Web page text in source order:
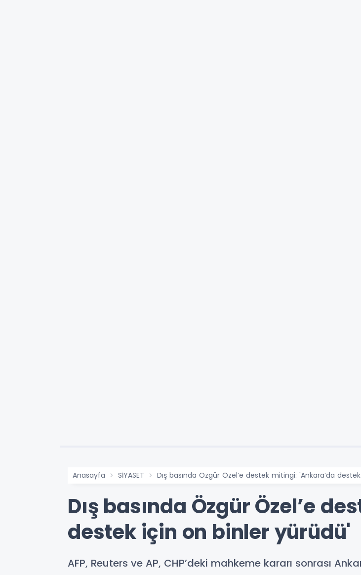
Anasayfa SİYASET Dış basında Özgür Özel’e destek mitingi: 'Ankara’da
Dış basında Özgür Özel’e
destek için on binler yürüdü'
AFP, Reuters ve AP, CHP’deki mahkeme kararı sonrası